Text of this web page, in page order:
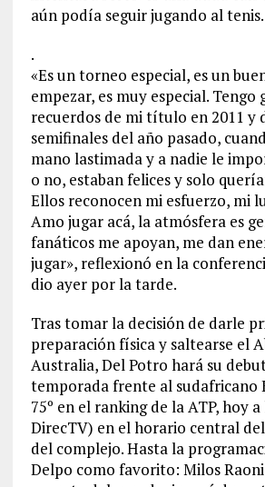
aún podía seguir jugando al tenis.
.
«Es un torneo especial, es un
empezar, es muy especial. Tengo
recuerdos de mi título en 2011 y
semifinales del año pasado,
mano lastimada y a nadie le
o no, estaban felices y solo
Ellos reconocen mi esfuerzo, mi
Amo jugar acá, la atmósfera es
fanáticos me apoyan, me dan
jugar», reflexionó en la
dio ayer por la tarde.
Tras tomar la decisión de darle
preparación física y saltearse el
Australia, Del Potro hará su
temporada frente al sudafricano
75º en el ranking de la ATP, hoy
DirecTV) en el horario central
del complejo. Hasta la
Delpo como favorito: Milos